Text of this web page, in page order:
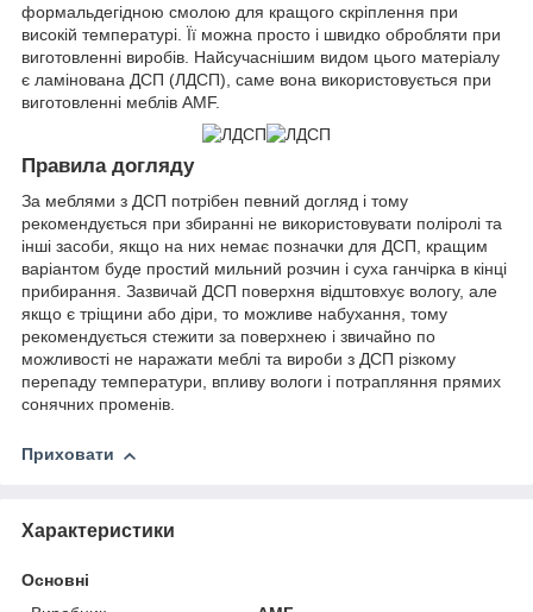
формальдегідною смолою для кращого скріплення при
високій температурі. Її можна просто і швидко обробляти при
виготовленні виробів. Найсучаснішим видом цього матеріалу
є ламінована ДСП (ЛДСП), саме вона використовується при
виготовленні меблів AMF.
Правила догляду
За меблями з ДСП потрібен певний догляд і тому
рекомендується при збиранні не використовувати поліролі та
інші засоби, якщо на них немає позначки для ДСП, кращим
варіантом буде простий мильний розчин і суха ганчірка в кінці
прибирання. Зазвичай ДСП поверхня відштовхує вологу, але
якщо є тріщини або діри, то можливе набухання, тому
рекомендується стежити за поверхнею і звичайно по
можливості не наражати меблі та вироби з ДСП різкому
перепаду температури, впливу вологи і потрапляння прямих
сонячних променів.
Приховати
Характеристики
Основні